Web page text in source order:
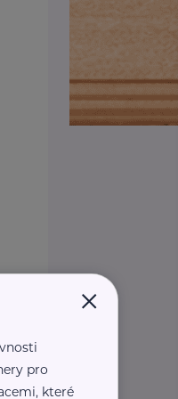
×
pro
které